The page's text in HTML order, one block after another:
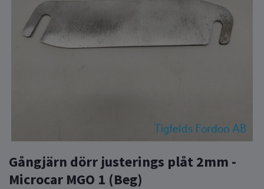
Gångjärn dörr justerings plåt 2mm -
Microcar MGO 1 (Beg)